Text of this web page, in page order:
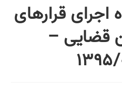
اجرای قرارهای
قضایی –